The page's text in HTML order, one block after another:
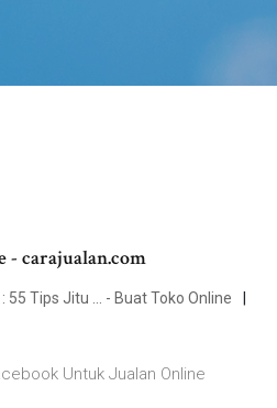
- carajualan.com
55 Tips Jitu ... - Buat Toko Online
Untuk Jualan Online